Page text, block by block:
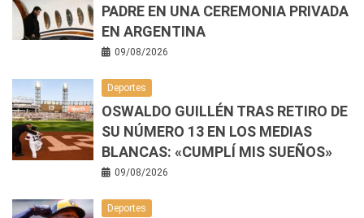
PADRE EN UNA CEREMONIA PRIVADA
EN ARGENTINA
09/08/2026
Deportes
OSWALDO GUILLÉN TRAS RETIRO DE
SU NÚMERO 13 EN LOS MEDIAS
BLANCAS: «CUMPLÍ MIS SUEÑOS»
09/08/2026
Deportes